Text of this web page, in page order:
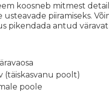
koosneb mitmest
piiramiseks.
pikendada antud
(täiskasvanu poolt)
poole